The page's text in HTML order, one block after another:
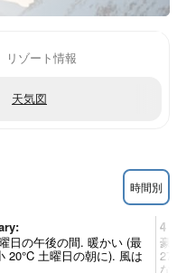
リゾート情報
天気図
時間別
日の午後の間. 暖かい (最
20°C 土曜日の朝に). 風は
4 -
豪
な